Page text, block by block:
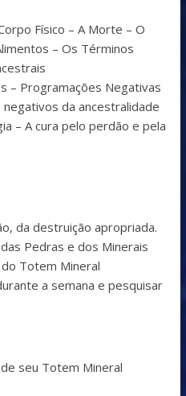
Físico – A Morte – O
– Os Términos
– Programações Negativas
negativos da ancestralidade
– A cura pelo perdão e pela
da destruição apropriada.
Pedras e dos Minerais
do Totem Mineral
a semana e pesquisar
seu Totem Mineral